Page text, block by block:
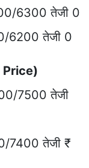
6300 तेजी 0
6200 तेजी 0
Price)
7500 तेजी
7400 तेजी ₹